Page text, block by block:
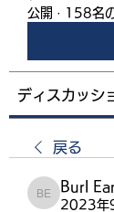
公開 · 158名
ディスカッシ
戻る
Burl
Burl
2023年